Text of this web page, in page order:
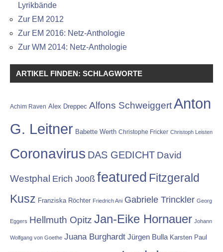
Lyrikbände
Zur EM 2012
Zur EM 2016: Netz-Anthologie
Zur WM 2014: Netz-Anthologie
ARTIKEL FINDEN: SCHLAGWORTE
Achim Raven Alex Dreppec Alfons SchweiggertAnton
G. Leitner Babette Werth Christophe Fricker Christoph Leisten
Coronavirus DAS GEDICHT David
Westphal Erich Jooß featured Fitzgerald
Kusz Franziska Röchter Friedrich Ani Gabriele Trinckler Georg
Eggers Hellmuth Opitz Jan-Eike Hornauer Johann
Wolfgang von Goethe Juana Burghardt Jürgen Bulla Karsten Paul